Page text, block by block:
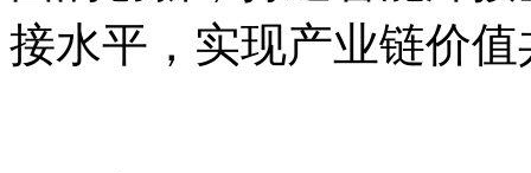
接水平，实现产业链价值